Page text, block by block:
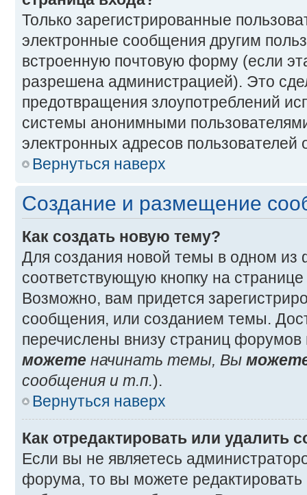
Только зарегистрированные
электронные сообщения другим
встроенную почтовую форму (если
разрешена администрацией). Это
предотвращения злоупотреблений
системы анонимными
электронных адресов пользователей
Вернуться наверх
Создание и размещение
Как создать новую тему?
Для создания новой темы в одном из
соответствующую кнопку на
Возможно, вам придется
сообщения, или созданием темы.
перечислены внизу страниц
можете начинать темы, Вы
сообщения и т.п.).
Вернуться наверх
Как отредактировать или удалить
Если вы не являетесь
форума, то вы можете редактировать